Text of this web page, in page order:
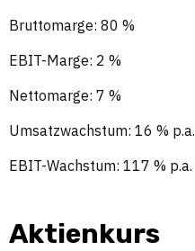
Bruttomarge: 80 %
EBIT-Marge: 2 %
Nettomarge: 7 %
Umsatzwachstum: 16 % p.a.
EBIT-Wachstum: 117 % p.a.
Aktienkurs